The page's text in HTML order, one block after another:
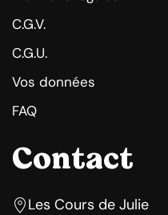
C.G.V.
C.G.U.
Vos données
FAQ
Contact
Les Cours de Julie